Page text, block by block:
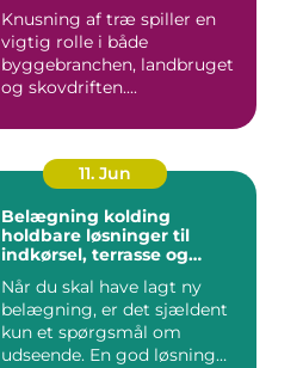
Knusning af træ spiller en
vigtig rolle i både
byggebranchen, landbruget
og skovdriften....
11. Jun
Belægning kolding
holdbare løsninger til
indkørsel, terrasse og
Når du skal have lagt ny
belægning, er det sjældent
kun et spørgsmål om
udseende. En god løsning